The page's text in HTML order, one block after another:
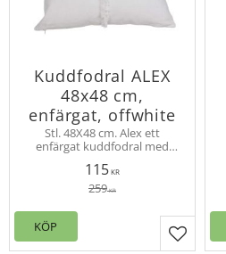
Kuddfodral ALEX
48x48 cm,
enfärgat, offwhite
Stl. 48X48 cm. Alex ett
enfärgat kuddfodral med
som bildar ett rutmönster.
Här i offwhite, finns i flera
115KR
259KR
Lägg
KÖP